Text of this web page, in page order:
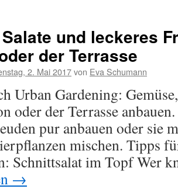
und leckeres
der Terrasse
2. Mai 2017von Eva Schumann
Urban Gardening:
oder der Terrasse
pur anbauen oder sie
mischen. Tipps
Schnittsalat im Topf Wer
→